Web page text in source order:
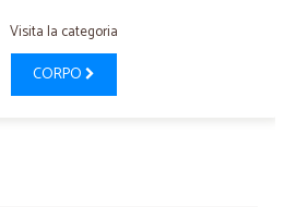
Visita la categoria
CORPO